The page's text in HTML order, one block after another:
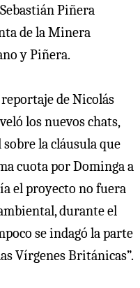
Piñera
de la Minera
y Piñera.
reportaje de Nicolás
los nuevos chats,
la cláusula que
cuota por Dominga a
el proyecto no fuera
durante el
se indagó la parte
Vírgenes Británicas”.